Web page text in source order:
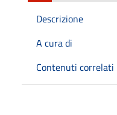
Descrizione
A cura di
Contenuti correlati